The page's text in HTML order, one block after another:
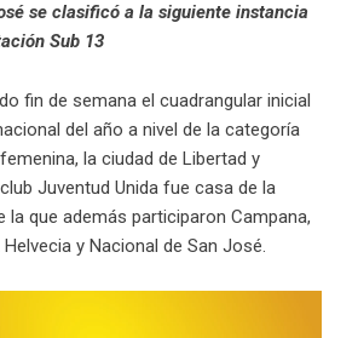
se clasificó a la siguiente instancia
Sub 13
fin de semana el cuadrangular inicial
del año a nivel de la categoría
la ciudad de Libertad y
Juventud Unida fue casa de la
la que además participaron Campana,
y Nacional de San José.